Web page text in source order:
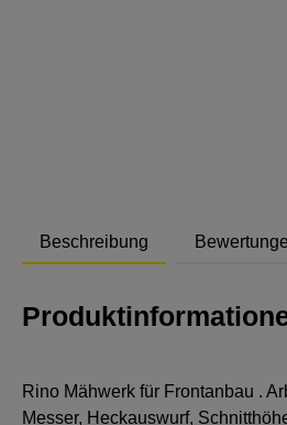
Beschreibung
Rino Mähwerk für Frontanbau .
Messer, Heckauswurf,